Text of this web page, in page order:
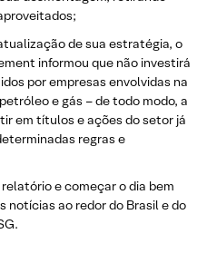
de sua estratégia, o
informou que não investirá
por empresas envolvidas na
e gás – de todo modo, a
em títulos e ações do setor já
regras e
e começar o dia bem
notícias ao redor do Brasil e do